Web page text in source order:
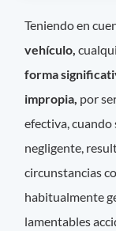
Teniendo en
vehículo,
forma
impropia, por
efectiva,
negligente,
circunstancias
habitualmente
lamentables